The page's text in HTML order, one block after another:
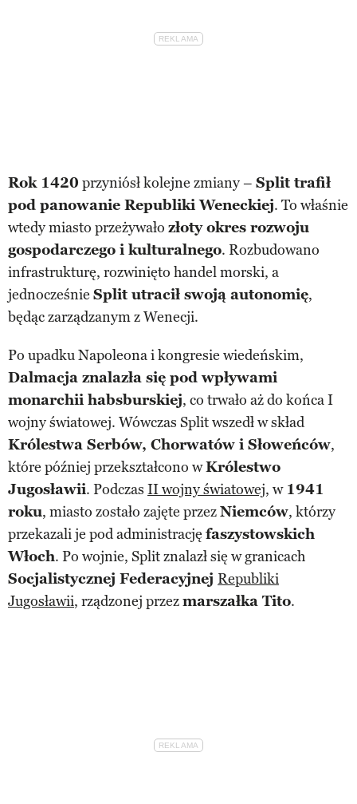
Rok 1420 przyniósł kolejne zmiany – Split trafił
pod panowanie Republiki Weneckiej. To właśnie
wtedy miasto przeżywało złoty okres rozwoju
gospodarczego i kulturalnego. Rozbudowano
infrastrukturę, rozwinięto handel morski, a
jednocześnie Split utracił swoją autonomię,
będąc zarządzanym z Wenecji.
Po upadku Napoleona i kongresie wiedeńskim,
Dalmacja znalazła się pod wpływami
monarchii habsburskiej, co trwało aż do końca I
wojny światowej. Wówczas Split wszedł w skład
Królestwa Serbów, Chorwatów i Słoweńców,
które później przekształcono wKrólestwo
Jugosławii. Podczas II wojny światowej, w 1941
roku, miasto zostało zajęte przezNiemców, którzy
przekazali je pod administrację faszystowskich
Włoch. Po wojnie, Split znalazł się w granicach
Socjalistycznej Federacyjnej Republiki
Jugosławii, rządzonej przezmarszałka Tito.